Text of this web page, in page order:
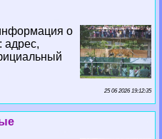
о
адрес,
25 06 2026 19:12:35